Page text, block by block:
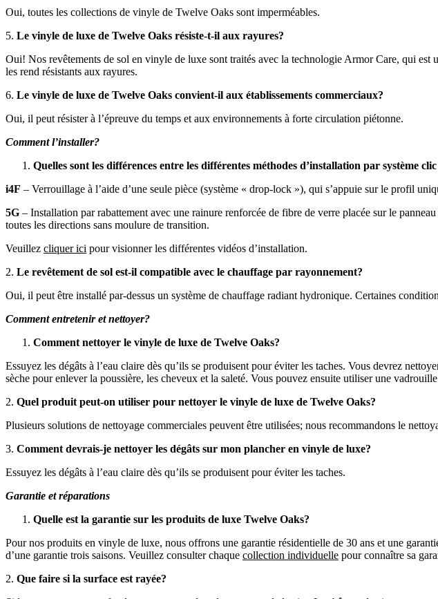
Oui, toutes les collections de vinyle de Twelve Oaks sont imperméables.
5. Le vinyle de luxe de Twelve Oaks résiste-t-il aux rayures?
Oui! Nos revêtements de sol en vinyle de luxe sont traités avec la technologie Armor Care, qui
les rend résistants aux rayures.
6. Le vinyle de luxe de Twelve Oaks convient-il aux établissements commerciaux?
Oui, il peut résister à l’épreuve du temps et aux environnements à forte circulation piétonne.
Comment l’installer?
Quelles sont les différences entre les différentes méthodes d’installation par système
i4F – Verrouillage à l’aide d’une seule pièce (système « drop-lock »), qui s’appuie sur le profil
5G – Installation par rabattement avec une rainure renforcée de fibre de verre placée sur le
toutes les directions sans moulure de transition.
Veuillez cliquer ici pour visionner les différentes vidéos d’installation.
2. Le revêtement de sol est-il compatible avec le chauffage par rayonnement?
Oui, il peut être installé par-dessus un système de chauffage radiant hydronique. Certaines
Comment entretenir et nettoyer?
Comment nettoyer le vinyle de luxe de Twelve Oaks?
Essuyez les dégâts à l’eau claire dès qu’ils se produisent pour éviter les taches. Vous devrez
sèche pour enlever la poussière, les cheveux et la saleté. Vous pouvez ensuite utiliser une
2. Quel produit peut-on utiliser pour nettoyer le vinyle de luxe de Twelve Oaks?
Plusieurs solutions de nettoyage commerciales peuvent être utilisées; nous recommandons le
3. Comment devrais-je nettoyer les dégâts sur mon plancher en vinyle de luxe?
Essuyez les dégâts à l’eau claire dès qu’ils se produisent pour éviter les taches.
Garantie et réparations
Quelle est la garantie sur les produits de luxe Twelve Oaks?
Pour nos produits en vinyle de luxe, nous offrons une garantie résidentielle de 30 ans et une
d’une garantie trois saisons. Veuillez consulter chaque collection individuelle pour connaître sa
2. Que faire si la surface est rayée?